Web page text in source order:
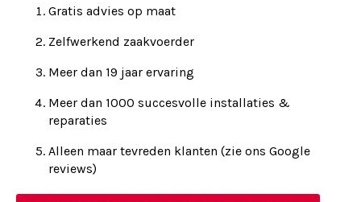
Gratis advies op maat
Zelfwerkend zaakvoerder
Meer dan 19 jaar ervaring
Meer dan 1000 succesvolle installaties &
reparaties
Alleen maar tevreden klanten (zie ons Google
reviews)